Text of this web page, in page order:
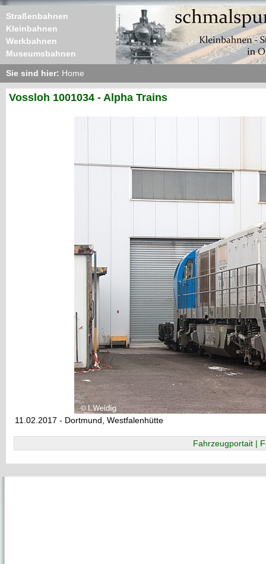
Straßenbahnen
Kleinbahnen
Werkbahnen
Museumsbahnen
Sie sind hier: Home
Vossloh 1001034 - Alpha Trains
11.02.2017 - Dortmund, Westfalenhütte
Fahrzeugportait |